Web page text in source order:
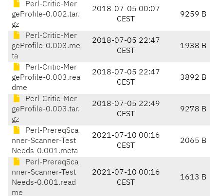
Perl-Critic-Mer
geProfile-0.002.tar.
gz
2018-07-05 00:07
CEST
9259 B
Perl-Critic-Mer
geProfile-0.003.me
ta
2018-07-05 22:47
CEST
1938 B
Perl-Critic-Mer
geProfile-0.003.rea
dme
2018-07-05 22:47
CEST
3892 B
Perl-Critic-Mer
geProfile-0.003.tar.
gz
2018-07-05 22:49
CEST
9278 B
Perl-PrereqSca
nner-Scanner-Test
Needs-0.001.meta
2021-07-10 00:16
CEST
2065 B
Perl-PrereqSca
nner-Scanner-Test
Needs-0.001.read
me
2021-07-10 00:16
CEST
1613 B